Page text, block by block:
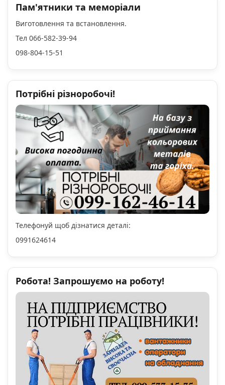
Пам'ятники та меморіали
Виготовлення та встановлення.
Тел 066-582-39-94
098-804-15-51
Потрібні різноробочі!
Телефонуй щоб дізнатися деталі:
0991624614
Робота! Запрошуємо на роботу!